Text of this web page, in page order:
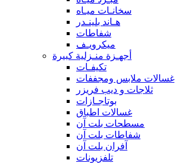
سخانـات ميـاه
هـاند بلينـدر
شفاطات
ميكرويـف
أجهـزة منـزلية كبيرة
تكيفـات
غسالات ملابس ومجففات
ثلاجات و ديب فريزر
بوتاجـازات
غسالات اطباق
مسطحات بلت آن
شفاطات بلت آن
آفران بلت آن
تلفزيونات